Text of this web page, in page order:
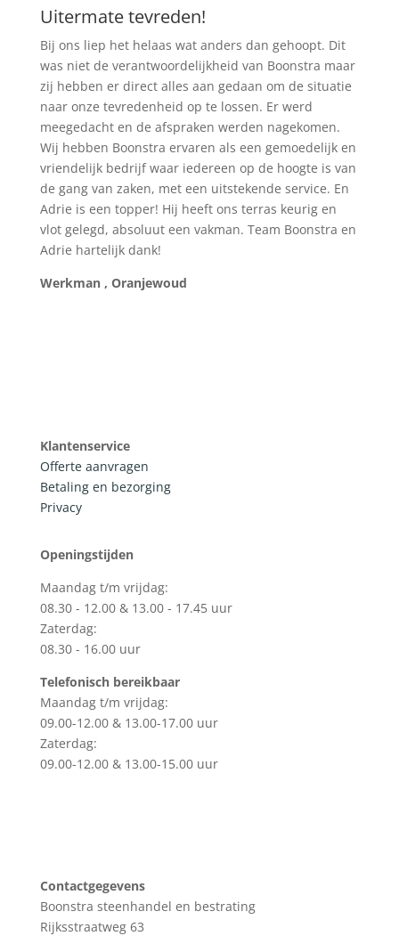
Uitermate tevreden!
Bij ons liep het helaas wat anders dan gehoopt. Dit
was niet de verantwoordelijkheid van Boonstra maar
zij hebben er direct alles aan gedaan om de situatie
naar onze tevredenheid op te lossen. Er werd
meegedacht en de afspraken werden nagekomen.
Wij hebben Boonstra ervaren als een gemoedelijk en
vriendelijk bedrijf waar iedereen op de hoogte is van
de gang van zaken, met een uitstekende service. En
Adrie is een topper! Hij heeft ons terras keurig en
vlot gelegd, absoluut een vakman. Team Boonstra en
Adrie hartelijk dank!
Werkman , Oranjewoud
Klantenservice
Offerte aanvragen
Betaling en bezorging
Privacy
Openingstijden
Maandag t/m vrijdag:
08.30 - 12.00 & 13.00 - 17.45 uur
Zaterdag:
08.30 - 16.00 uur
Telefonisch bereikbaar
Maandag t/m vrijdag:
09.00-12.00 & 13.00-17.00 uur
Zaterdag:
09.00-12.00 & 13.00-15.00 uur
Contactgegevens
Boonstra steenhandel en bestrating
Rijksstraatweg 63